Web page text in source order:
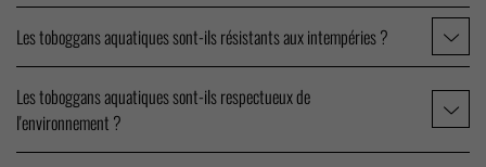
Les toboggans aquatiques sont-ils résistants aux intempéries ?
Les toboggans aquatiques sont-ils respectueux de
l'environnement ?